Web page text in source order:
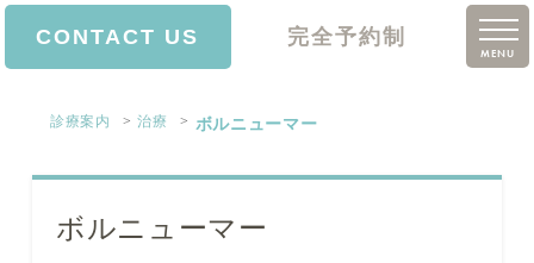
CONTACT US 完全予約制
MENU
診療案内 治療 ボルニューマー
ボルニューマー